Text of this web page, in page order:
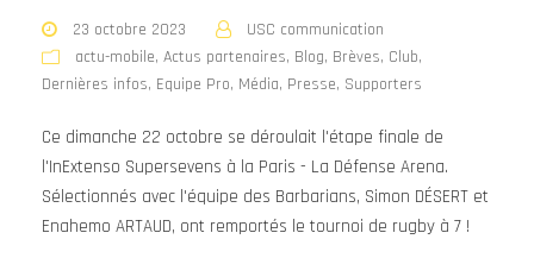
23 octobre 2023
USC communication
actu-mobile, Actus partenaires, Blog, Brèves, Club,
Dernières infos, Equipe Pro, Média, Presse, Supporters
Ce dimanche 22 octobre se déroulait l'étape finale de
l'InExtenso Supersevens à la Paris - La Défense Arena.
Sélectionnés avec l'équipe des Barbarians, Simon DÉSERT et
Enahemo ARTAUD, ont remportés le tournoi de rugby à 7 !